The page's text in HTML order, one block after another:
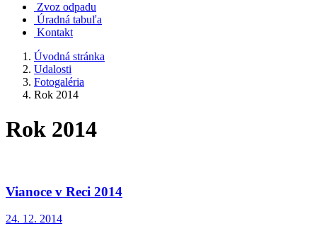
Zvoz odpadu
Úradná tabuľa
Kontakt
Úvodná stránka
Udalosti
Fotogaléria
Rok 2014
Rok 2014
Vianoce v Reci 2014
24. 12. 2014